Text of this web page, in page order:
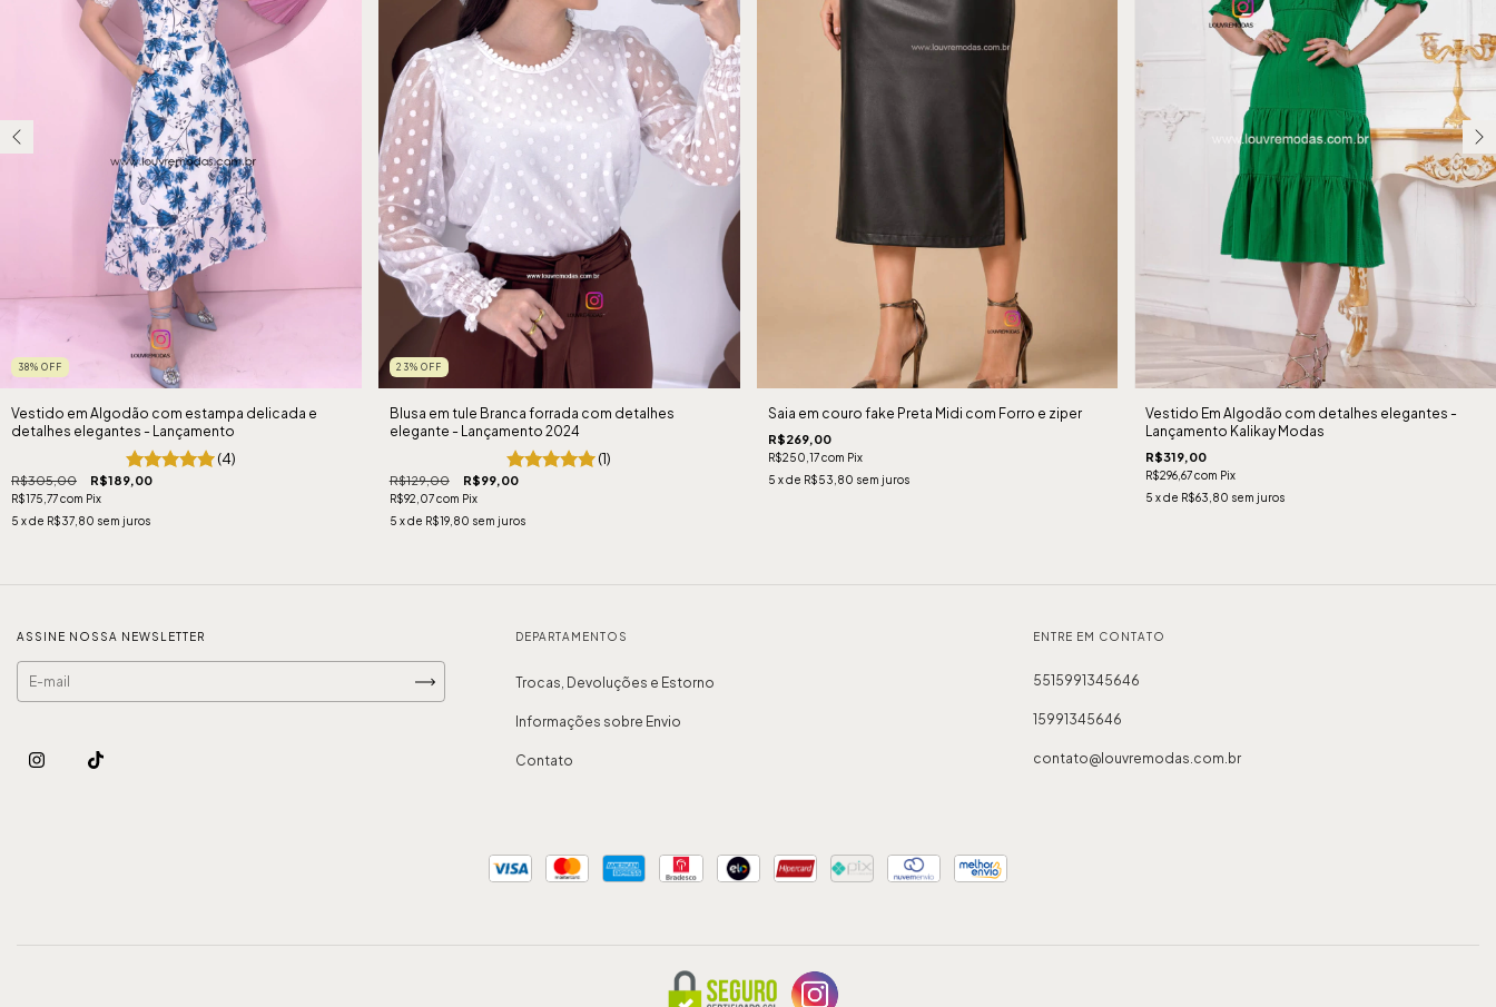
38% OFF
Vestido em Algodão com estampa delicada e
detalhes elegantes - Lançamento
(4)
R$305,00 R$189,00
R$175,77com Pix
5 x de R$37,80 sem juros
23% OFF
Blusa em tule Branca forrada com detalhes
elegante - Lançamento 2024
(1)
R$129,00 R$99,00
R$92,07com Pix
5 x de R$19,80 sem juros
Saia em couro fake Preta Midi com Forro e ziper
R$269,00
R$250,17com Pix
5 x de R$53,80 sem juros
Vestido Em Algodão com detalhes elegantes -
Lançamento Kalikay Modas
R$319,00
R$296,67com Pix
5 x de R$63,80 sem juros
ASSINE NOSSA NEWSLETTER DEPARTAMENTOS
Trocas, Devoluções e Estorno
Informações sobre Envio
Contato
ENTRE EM CONTATO
5515991345646
15991345646
contato@louvremodas.com.br